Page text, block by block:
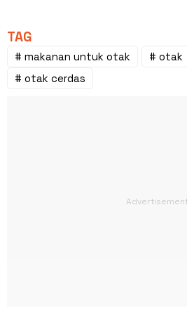
TAG
# makanan untuk otak # otak
# otak cerdas